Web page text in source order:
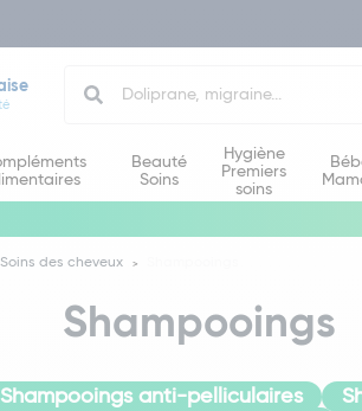
Beauté
Soins
Hygiène
Premiers
soins
Soins des cheveux
Shampooings
Shampooings anti-pelliculaires